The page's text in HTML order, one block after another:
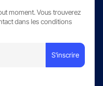
moment. Vous trouverez
dans les conditions
S'inscrire